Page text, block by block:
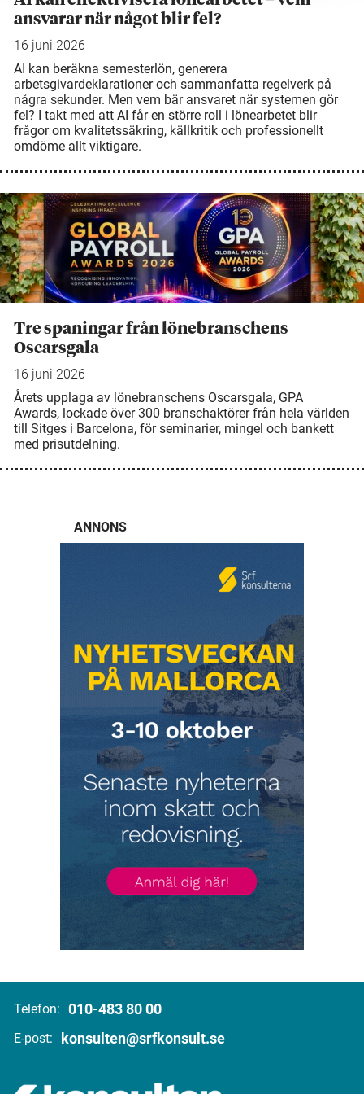
ansvarar när något blir fel?
16 juni 2026
AI kan beräkna semesterlön, generera
arbetsgivardeklarationer och sammanfatta regelverk på
några sekunder. Men vem bär ansvaret när systemen gör
fel? I takt med att AI får en större roll i lönearbetet blir
frågor om kvalitetssäkring, källkritik och professionellt
omdöme allt viktigare.
Tre spaningar från lönebranschens
Oscarsgala
16 juni 2026
Årets upplaga av lönebranschens Oscarsgala, GPA
Awards, lockade över 300 branschaktörer från hela världen
till Sitges i Barcelona, för seminarier, mingel och bankett
med prisutdelning.
ANNONS
Telefon: 010-483 80 00
E-post: konsulten@srfkonsult.se